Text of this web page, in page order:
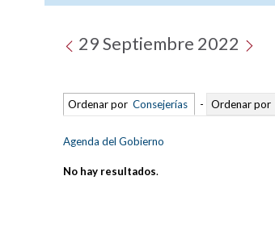
29 Septiembre 2022
Ordenar por Consejerías - Ordenar por
Agenda del Gobierno
No hay resultados.